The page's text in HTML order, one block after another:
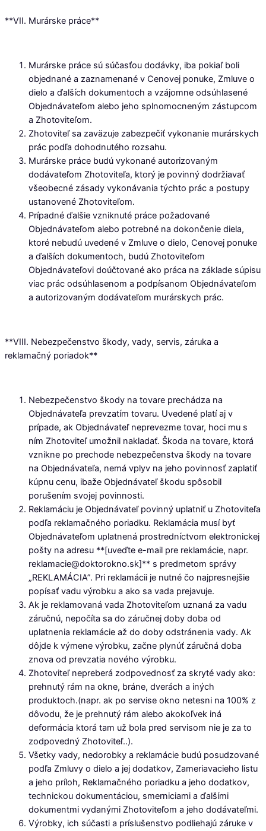
**VII. Murárske práce**
Murárske práce sú súčasťou dodávky, iba pokiaľ boli
objednané a zaznamenané v Cenovej ponuke, Zmluve o
dielo a ďalších dokumentoch a vzájomne odsúhlasené
Objednávateľom alebo jeho splnomocneným zástupcom
a Zhotoviteľom.
Zhotoviteľ sa zaväzuje zabezpečiť vykonanie murárskych
prác podľa dohodnutého rozsahu.
Murárske práce budú vykonané autorizovaným
dodávateľom Zhotoviteľa, ktorý je povinný dodržiavať
všeobecné zásady vykonávania týchto prác a postupy
ustanovené Zhotoviteľom.
Prípadné ďalšie vzniknuté práce požadované
Objednávateľom alebo potrebné na dokončenie diela,
ktoré nebudú uvedené v Zmluve o dielo, Cenovej ponuke
a ďalších dokumentoch, budú Zhotoviteľom
Objednávateľovi doúčtované ako práca na základe súpisu
viac prác odsúhlasenom a podpísanom Objednávateľom
a autorizovaným dodávateľom murárskych prác.
**VIII. Nebezpečenstvo škody, vady, servis, záruka a
reklamačný poriadok**
Nebezpečenstvo škody na tovare prechádza na
Objednávateľa prevzatím tovaru. Uvedené platí aj v
prípade, ak Objednávateľ neprevezme tovar, hoci mu s
ním Zhotoviteľ umožnil nakladať. Škoda na tovare, ktorá
vznikne po prechode nebezpečenstva škody na tovare
na Objednávateľa, nemá vplyv na jeho povinnosť zaplatiť
kúpnu cenu, ibaže Objednávateľ škodu spôsobil
porušením svojej povinnosti.
Reklamáciu je Objednávateľ povinný uplatniť u Zhotoviteľa
podľa reklamačného poriadku. Reklamácia musí byť
Objednávateľom uplatnená prostredníctvom elektronickej
pošty na adresu **[uveďte e-mail pre reklamácie, napr.
reklamacie@doktorokno.sk]** s predmetom správy
„REKLAMÁCIA”. Pri reklamácii je nutné čo najpresnejšie
popísať vadu výrobku a ako sa vada prejavuje.
Ak je reklamovaná vada Zhotoviteľom uznaná za vadu
záručnú, nepočíta sa do záručnej doby doba od
uplatnenia reklamácie až do doby odstránenia vady. Ak
dôjde k výmene výrobku, začne plynúť záručná doba
znova od prevzatia nového výrobku.
Zhotoviteľ nepreberá zodpovednosť za skryté vady ako:
prehnutý rám na okne, bráne, dverách a iných
produktoch.(napr. ak po servise okno netesni na 100% z
dôvodu, že je prehnutý rám alebo akokoľvek iná
deformácia ktorá tam už bola pred servisom nie je za to
zodpovedný Zhotoviteľ..).
Všetky vady, nedorobky a reklamácie budú posudzované
podľa Zmluvy o dielo a jej dodatkov, Zameriavacieho listu
a jeho príloh, Reklamačného poriadku a jeho dodatkov,
technickou dokumentáciou, smerniciami a ďalšími
dokumentmi vydanými Zhotoviteľom a jeho dodávateľmi.
Výrobky, ich súčasti a príslušenstvo podliehajú záruke v